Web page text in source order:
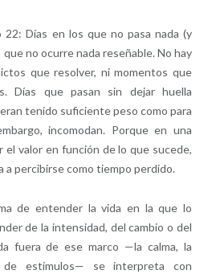
Días en los que no pasa nada (y
no ocurre nada reseñable. No hay
que resolver, ni momentos que
Días que pasan sin dejar huella
tenido suficiente peso como para
incomodan. Porque en una
el valor en función de lo que sucede,
a percibirse como tiempo perdido.
de entender la vida en la que lo
de la intensidad, del cambio o del
fuera de ese marco —la calma, la
de estímulos— se interpreta con